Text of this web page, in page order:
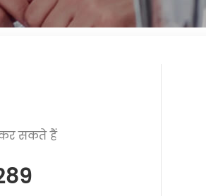
सकते हैं